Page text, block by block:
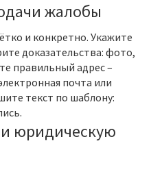
жалобы
и конкретно. Укажите
доказательства: фото,
правильный адрес –
почта или
текст по шаблону:
и юридическую